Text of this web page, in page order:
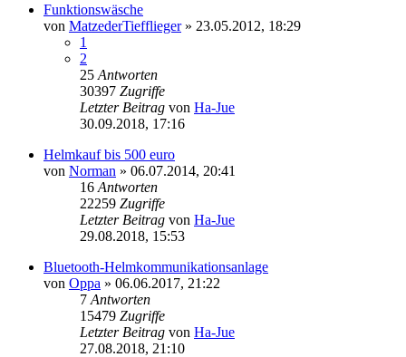
Funktionswäsche
von MatzederTiefflieger» 23.05.2012, 18:29
1
2
25 Antworten
30397 Zugriffe
Letzter Beitrag von Ha-Jue
30.09.2018, 17:16
Helmkauf bis 500 euro
von Norman » 06.07.2014, 20:41
16 Antworten
22259 Zugriffe
Letzter Beitrag von Ha-Jue
29.08.2018, 15:53
Bluetooth-Helmkommunikationsanlage
von Oppa » 06.06.2017, 21:22
7 Antworten
15479 Zugriffe
Letzter Beitrag von Ha-Jue
27.08.2018, 21:10